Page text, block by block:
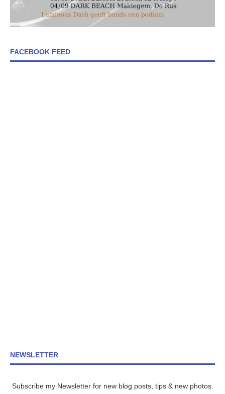
FACEBOOK FEED
NEWSLETTER
Subscribe my Newsletter for new blog posts, tips & new photos.